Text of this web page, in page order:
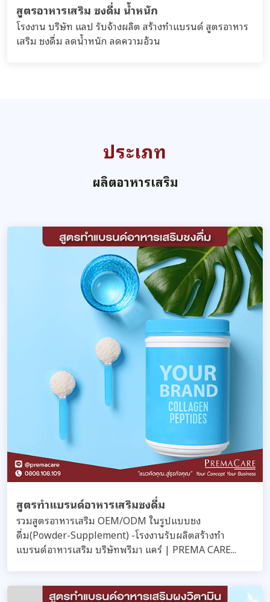
สูตรอาหารเสริม ชงดื่ม น้ำหนัก
โรงงาน บริษัท แลป รับจ้างผลิต สร้างทำแบรนด์ สูตรอาหาร
เสริม ชงดื่ม ลดน้ำหนัก ลดความอ้วน
ประเภท
ผลิตอาหารเสริม
สูตรทำแบรนด์อาหารเสริมชงดื่ม
รวมสูตรอาหารเสริม OEM/ODM ในรูปแบบชง
ดื่ม(Powder-Supplement) -โรงงานรับผลิตสร้างทำ
แบรนด์อาหารเสริม บริษัทพรีมา แคร์ | PREMA CARE...